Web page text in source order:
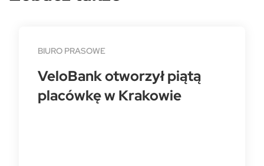
BIURO PRASOWE
VeloBank otworzył piątą
placówkę w Krakowie